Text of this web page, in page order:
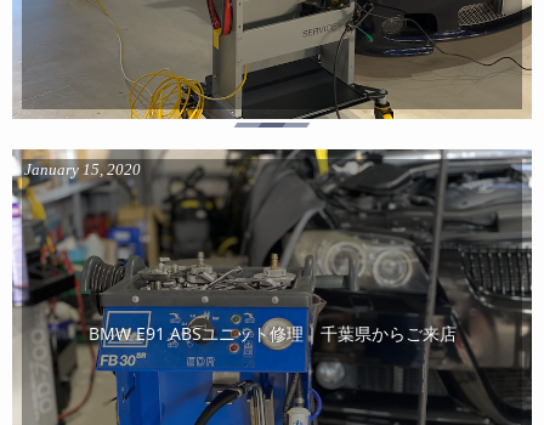
BMW E91 ABSユニット修理｜千葉県からご来店
January 15, 2020